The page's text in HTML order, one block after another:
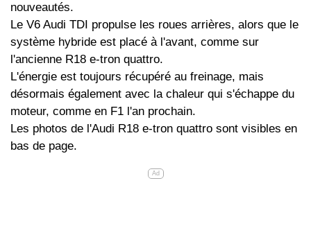
nouveautés.
Le V6 Audi TDI propulse les roues arrières, alors que le
système hybride est placé à l'avant, comme sur
l'ancienne R18 e-tron quattro.
L'énergie est toujours récupéré au freinage, mais
désormais également avec la chaleur qui s'échappe du
moteur, comme en F1 l'an prochain.
Les photos de l'Audi R18 e-tron quattro sont visibles en
bas de page.
Ad